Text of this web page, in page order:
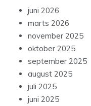
juni 2026
marts 2026
november 2025
oktober 2025
september 2025
august 2025
juli 2025
juni 2025